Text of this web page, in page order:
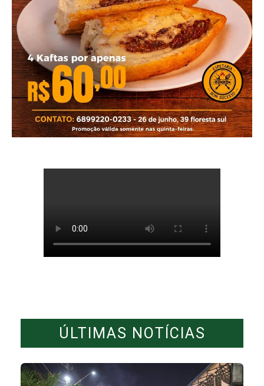
ÚLTIMAS NOTÍCIAS